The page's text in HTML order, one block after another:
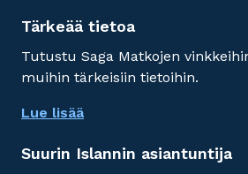
Tärkeää tietoa
Tutustu Saga Matkojen
muihin tärkeisiin tietoihin.
Lue lisää
Suurin Islannin asiantuntija